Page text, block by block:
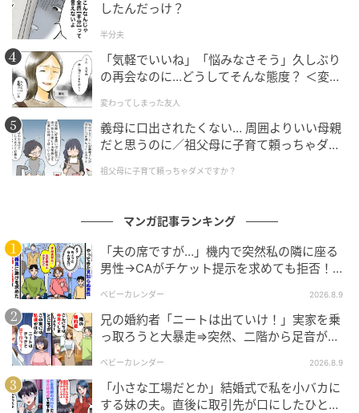
したんだっけ？
半分夫
「気軽でいいね」「悩みなさそう」久しぶり
の再会なのに…どうしてそんな態度？ ＜変わ
日には】
変わってしまった友人
義母に口出されたくない… 周囲よりいい母親
だと思うのに／祖父母に子育て頼っちゃダメ
んが】
祖父母に子育て頼っちゃダメですか？
マンガ記事ランキング
「夫の席ですが…」機内で突然私の隣に座る
男性→CAがチケット提示を求めても拒否！？
ベビーカレンダー 2026.8.9
兄の婚約者「ニートは出ていけ！」実家を乗
っ取ろうと大暴走⇒突然、二階から足音が聞
ベビーカレンダー 2026.8.9
「小さな工場だとか」結婚式で私を小バカに
する妹の夫。直後に取引先が口にしたひと言